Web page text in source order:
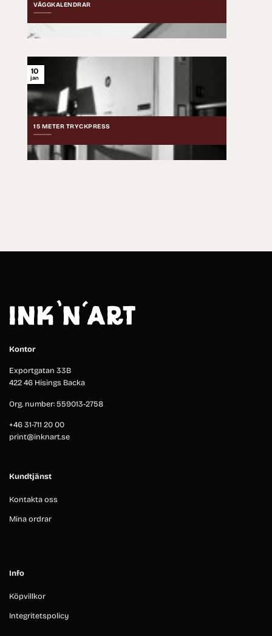
VÄGGKALENDRAR
15 METER TRYCKPRESS
10
jan
Kontor
Exportgatan 33B
422 46 Hisings Backa
Org. number: 559013-2758
+46 31-711 20 00
print@inknart.se
Kundtjänst
Kontakta oss
Mina ordrar
Info
Köpvillkor
Integritetspolicy